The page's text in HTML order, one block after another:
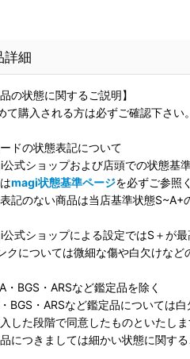
詳細
品の状態に関するご説明】
て購入される方は必ずご確認下さい。
ードの状態表記について
式ショップおよび店頭での状態基
magi状態基準ページを必ずご参照
記のない商品は当店基準状態S~A+
式ショップによる設定ではS＋が最
クについては微細な傷や白欠けなど
・BGS・ARSなど鑑定品を除く
BGS・ARSなど鑑定品については
した段階で同意したものといたしま
につきましては細かい状態に関す